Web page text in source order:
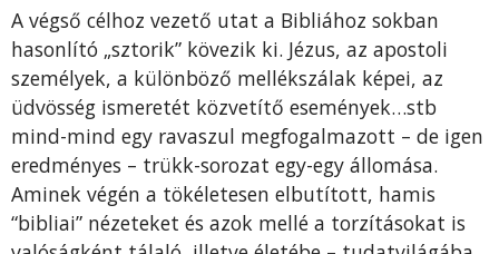
A végső célhoz vezető utat a Bibliához sokban
hasonlító „sztorik” kövezik ki. Jézus, az apostoli
személyek, a különböző mellékszálak képei, az
üdvösség ismeretét közvetítő események…stb
mind-mind egy ravaszul megfogalmazott – de igen
eredményes – trükk-sorozat egy-egy állomása.
Aminek végén a tökéletesen elbutított, hamis
“bibliai” nézeteket és azok mellé a torzításokat is